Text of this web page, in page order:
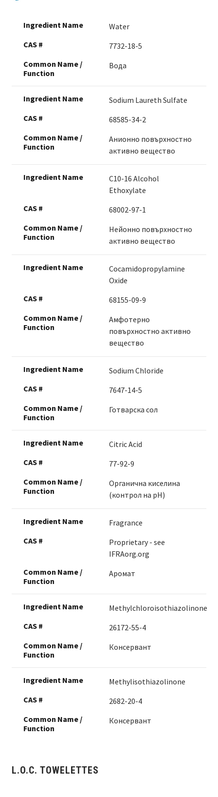
Water
7732-18-5
Вода
Sodium Laureth Sulfate
68585-34-2
Анионно повърхностно
активно вещество
C10-16 Alcohol
Ethoxylate
68002-97-1
Нейонно повърхностно
активно вещество
Cocamidopropylamine
Oxide
68155-09-9
Амфотерно
повърхностно активно
вещество
Sodium Chloride
7647-14-5
Готварска сол
Citric Acid
77-92-9
Органична киселина
(контрол на pH)
Fragrance
Proprietary - see
IFRAorg.org
Аромат
Methylchloroisothiazolinone
26172-55-4
Консервант
Methylisothiazolinone
2682-20-4
Консервант
L.O.C. TOWELETTES